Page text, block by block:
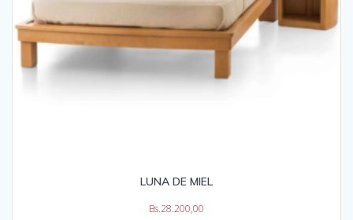
LUNA DE MIEL
Bs.28.200,00